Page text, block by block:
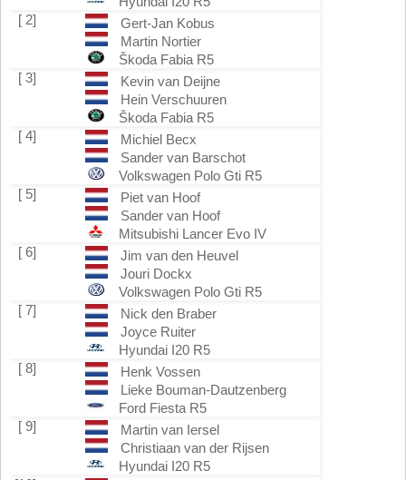
[ 2]
Gert-Jan Kobus
Martin Nortier
Škoda Fabia R5
[ 3]
Kevin van Deijne
Hein Verschuuren
Škoda Fabia R5
[ 4]
Michiel Becx
Sander van Barschot
Volkswagen Polo Gti R5
[ 5]
Piet van Hoof
Sander van Hoof
Mitsubishi Lancer Evo IV
[ 6]
Jim van den Heuvel
Jouri Dockx
Volkswagen Polo Gti R5
[ 7]
Nick den Braber
Joyce Ruiter
Hyundai I20 R5
[ 8]
Henk Vossen
Lieke Bouman-Dautzenberg
Ford Fiesta R5
[ 9]
Martin van Iersel
Christiaan van der Rijsen
Hyundai I20 R5